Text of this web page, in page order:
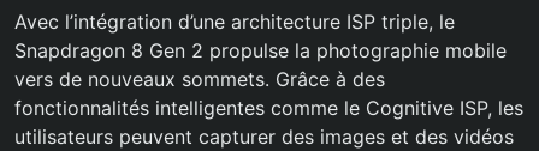
Avec l’intégration d’une architecture ISP triple, le
Snapdragon 8 Gen 2 propulse la photographie mobile
vers de nouveaux sommets. Grâce à des
fonctionnalités intelligentes comme le Cognitive ISP, les
utilisateurs peuvent capturer des images et des vidéos